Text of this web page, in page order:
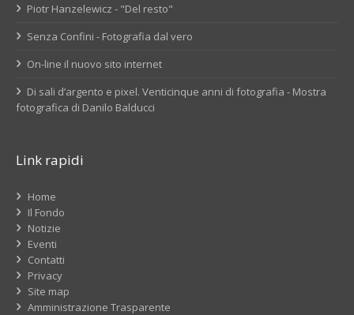
Piotr Hanzelewicz - "Del resto"
Senza Confini - Fotografia dal vero
On-line il nuovo sito internet
Di sali d’argento e pixel. Venticinque anni di fotografia - Mostra
fotografica di Danilo Balducci
Link rapidi
Home
Il Fondo
Notizie
Eventi
Contatti
Privacy
Site map
Amministrazione Trasparente